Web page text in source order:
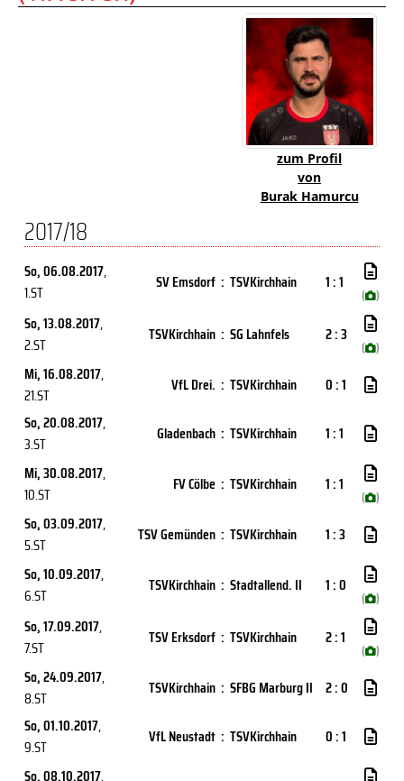
zum Profil
von
Burak Hamurcu
2017/18
So, 06.08.2017,
1.ST
SV Emsdorf : TSVKirchhain 1 : 1
( )
So, 13.08.2017,
2.ST
TSVKirchhain : SG Lahnfels 2 : 3
( )
Mi, 16.08.2017,
21.ST
VfL Drei. : TSVKirchhain
0 : 1
So, 20.08.2017,
3.ST
Gladenbach : TSVKirchhain
1 : 1
Mi, 30.08.2017,
10.ST
FV Cölbe : TSVKirchhain 1 : 1
( )
So, 03.09.2017,
5.ST
TSV Gemünden : TSVKirchhain
1 : 3
So, 10.09.2017,
6.ST
TSVKirchhain : Stadtallend. II 1 : 0
( )
So, 17.09.2017,
7.ST
TSV Erksdorf : TSVKirchhain 2 : 1
( )
So, 24.09.2017,
8.ST
TSVKirchhain : SFBG Marburg II 2 : 0
So, 01.10.2017,
9.ST
VfL Neustadt : TSVKirchhain
0 : 1
So, 08.10.2017,